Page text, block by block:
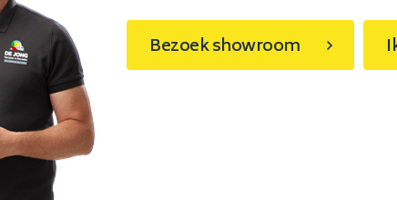
Bezoek showroom